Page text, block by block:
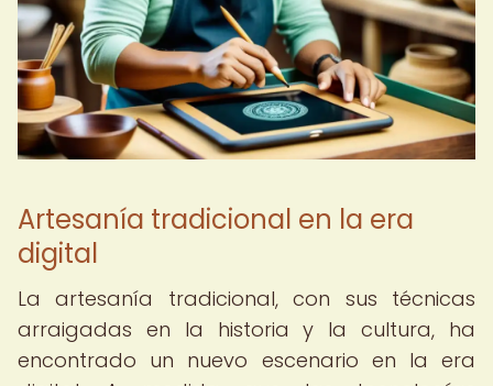
Artesanía tradicional en la era
digital
La artesanía tradicional, con sus técnicas
arraigadas en la historia y la cultura, ha
encontrado un nuevo escenario en la era